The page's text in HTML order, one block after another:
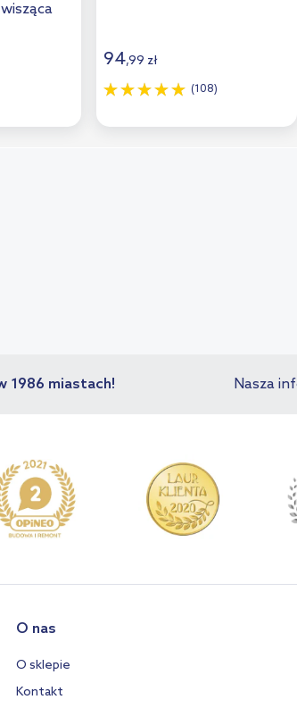
94,99 zł
(108)
1986 miastach! Nasza
O nas
O sklepie
Kontakt